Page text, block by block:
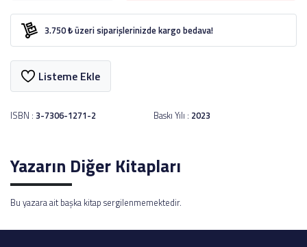
3.750 ₺ üzeri siparişlerinizde kargo bedava!
Listeme Ekle
ISBN : 3-7306-1271-2 Baskı Yılı : 2023
Yazarın Diğer Kitapları
Bu yazara ait başka kitap sergilenmemektedir.